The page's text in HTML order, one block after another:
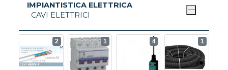
IMPIANTISTICA ELETTRICA
CAVI ELETTRICI
2 1 4 1